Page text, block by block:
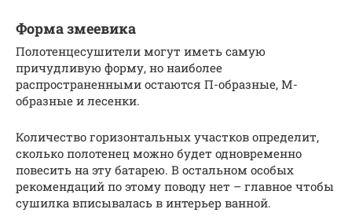
Форма змеевика
Полотенцесушители могут иметь самую
причудливую форму, но наиболее
распространенными остаются П-образные, М-
образные и лесенки.
Количество горизонтальных участков определит,
сколько полотенец можно будет одновременно
повесить на эту батарею. В остальном особых
рекомендаций по этому поводу нет – главное чтобы
сушилка вписывалась в интерьер ванной.